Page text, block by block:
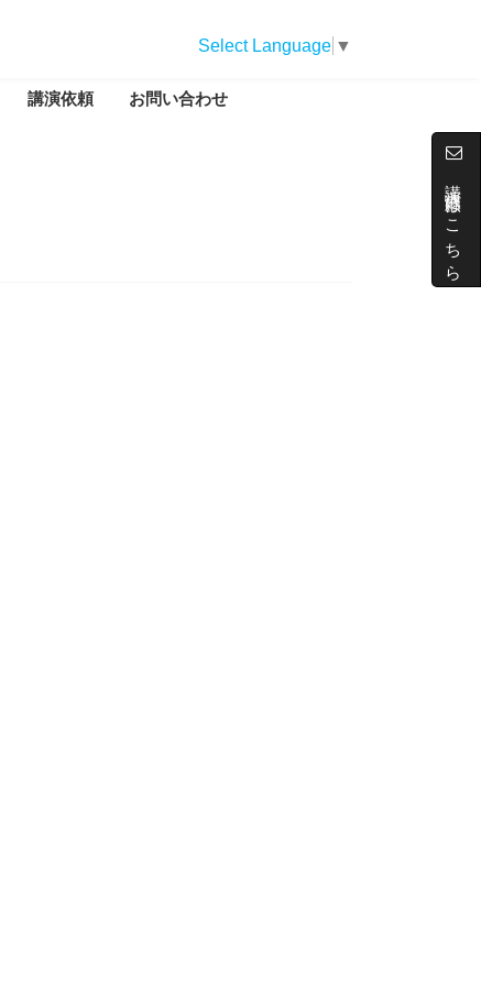
講演依頼はこちら
Select Language ▼
講演依頼 お問い合わせ